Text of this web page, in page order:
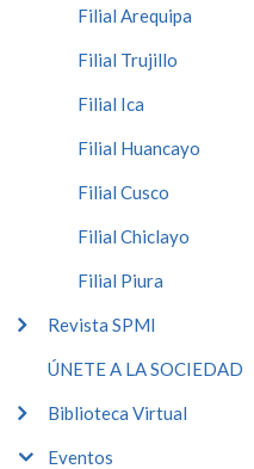
Filial Arequipa
Filial Trujillo
Filial Ica
Filial Huancayo
Filial Cusco
Filial Chiclayo
Filial Piura
Revista SPMI
ÚNETE A LA SOCIEDAD
Biblioteca Virtual
Eventos